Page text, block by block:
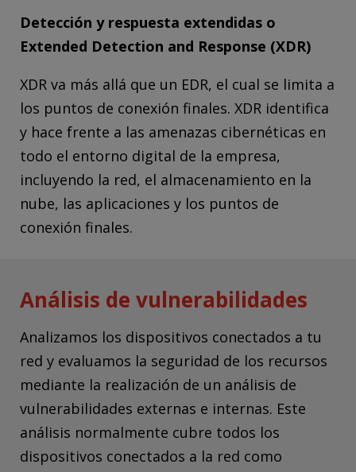
Detección y respuesta extendidas o
Extended Detection and Response (XDR)
XDR va más allá que un EDR, el cual se limita a
los puntos de conexión finales. XDR identifica
y hace frente a las amenazas cibernéticas en
todo el entorno digital de la empresa,
incluyendo la red, el almacenamiento en la
nube, las aplicaciones y los puntos de
conexión finales.
Análisis de vulnerabilidades
Analizamos los dispositivos conectados a tu
red y evaluamos la seguridad de los recursos
mediante la realización de un análisis de
vulnerabilidades externas e internas. Este
análisis normalmente cubre todos los
dispositivos conectados a la red como